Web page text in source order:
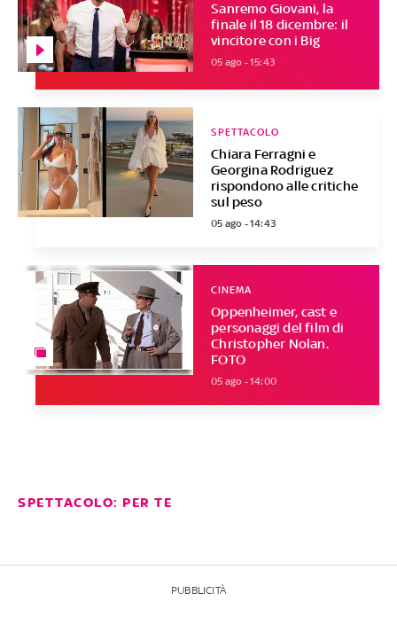
Sanremo Giovani, la
finale il 18 dicembre: il
vincitore con i Big
05 ago - 15:43
Chiara Ferragni e
Georgina Rodriguez
rispondono alle critiche
sul peso
SPETTACOLO
05 ago - 14:43
Oppenheimer, cast e
personaggi del film di
Christopher Nolan.
FOTO
CINEMA
05 ago - 14:00
SPETTACOLO: PER TE
PUBBLICITÀ